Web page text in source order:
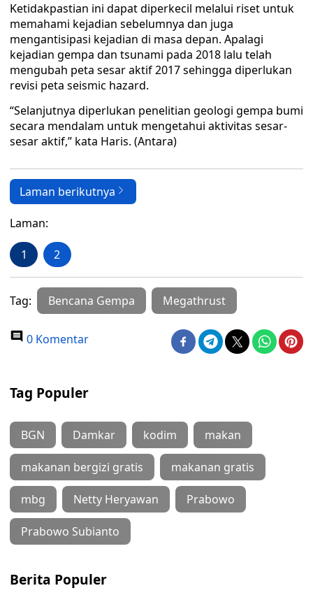
Ketidakpastian ini dapat diperkecil melalui riset untuk
memahami kejadian sebelumnya dan juga
mengantisipasi kejadian di masa depan. Apalagi
kejadian gempa dan tsunami pada 2018 lalu telah
mengubah peta sesar aktif 2017 sehingga diperlukan
revisi peta seismic hazard.
“Selanjutnya diperlukan penelitian geologi gempa bumi
secara mendalam untuk mengetahui aktivitas sesar-
sesar aktif,” kata Haris. (Antara)
Laman berikutnya
Laman:
1 2
Tag: Bencana Gempa Megathrust
0 Komentar
Tag Populer
BGN Damkar kodim makan
makanan bergizi gratis makanan gratis
mbg Netty Heryawan Prabowo
Prabowo Subianto
Berita Populer